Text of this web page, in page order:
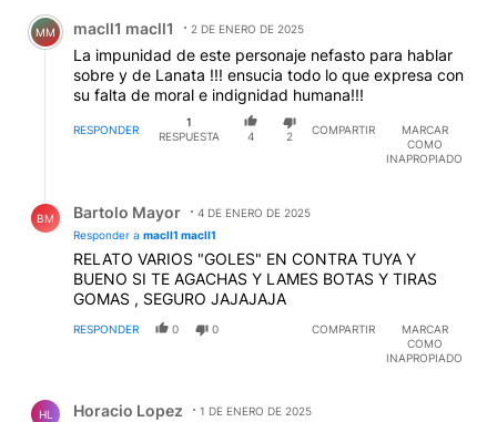
Comentario de macll1 macll1.
MM macll1 macll1 2 DE ENERO DE 2025
La impunidad de este personaje nefasto para hablar
sobre y de Lanata !!! ensucia todo lo que expresa con
su falta de moral e indignidad humana!!!
RESPONDER
1
RESPUESTA
4 2
COMPARTIR
MARCAR
COMO
INAPROPIADO
BM Bartolo Mayor
4 DE ENERO DE 2025
Responder a macll1 macll1
RELATO VARIOS "GOLES" EN CONTRA TUYA Y
BUENO SI TE AGACHAS Y LAMES BOTAS Y TIRAS
GOMAS , SEGURO JAJAJAJA
RESPONDER 0 0 COMPARTIR
MARCAR
COMO
INAPROPIADO
HL Horacio Lopez 1 DE ENERO DE 2025